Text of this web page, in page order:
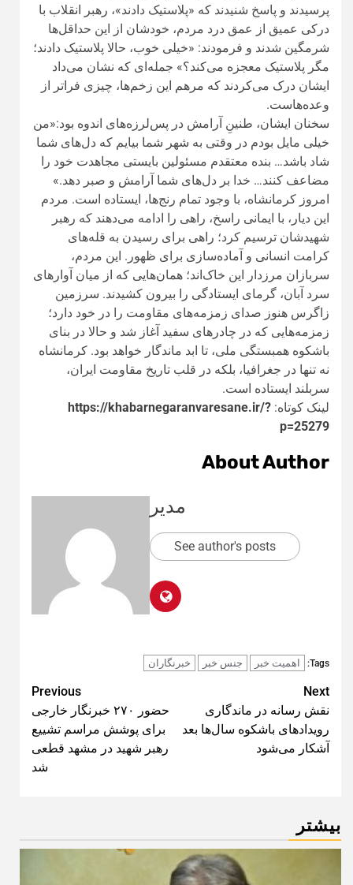
پرسیدند و پاسخ شنیدند که «پلاستیک دادند»، رهبر انقلاب با
درکی عمیق از عمق درد مردم، خودشان از این حداقل‌ها
شرمگین شدند و فرمودند: «خیلی خوب، حالا پلاستیک دادند؛
مگر پلاستیک معجزه می‌کند؟» جمله‌ای که نشان می‌داد
ایشان درک می‌کردند که مرهم این زخم‌ها، چیزی فراتر از
وعده‌هاست.
سخنان ایشان، طنینِ آرامش در پس‌لرزه‌های اندوه بود:«من
خیلی مایل بودم در وقتی به شهر شما بیایم که دل‌های شما
شاد باشد… بنده معتقدم مسئولین بایستی مجاهدت خود را
مضاعف کنند… خدا بر دل‌های شما آرامش و صبر دهد.»
امروز کرمانشاه، با وجود تمام رنج‌ها، ایستاده است. مردم
این دیار، با ایمانی راسخ، راهی را ادامه می‌دهند که رهبر
شهیدشان ترسیم کرد؛ راهی برای رسیدن به قله‌های
کرامت انسانی و آماده‌سازی برای ظهور. این مردم،
سربازان مرزدار این خاک‌اند؛ همان‌هایی که از میان آوارهای
سرد آبان، گرمای ایستادگی را بیرون کشیدند. سرزمین
زاگرس هنوز صدای زمزمه‌های مقاومت را در خود دارد؛
زمزمه‌هایی که در چادرهای سفید آغاز شد و حالا در بنای
باشکوه همبستگی ملی، تا ابد ماندگار خواهد بود. کرمانشاه
نه تنها در جغرافیا، بلکه در قلب تاریخ مقاومت ایران،
سربلند ایستاده است.
لینک کوتاه: https://khabarnegaranvaresane.ir/?
p=25279
About Author
مدیر
See author's posts
Tags: اهمیت خبر جنس خبر خبرنگاران
Post
navigation
Previous
حضور ۲۷۰ خبرنگار خارجی
برای پوشش مراسم تشییع
رهبر شهید در مشهد قطعی
شد
Next
نقش رسانه در ماندگاری
رویدادهای باشکوه سال‌ها بعد
آشکار می‌شود
بیشتر